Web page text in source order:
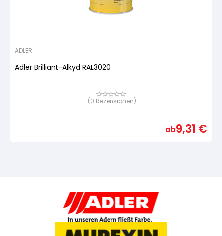
ADLER
Adler Brilliant-Alkyd RAL3020
Bewertet
(0 Rezensionen)
ab9,31 €